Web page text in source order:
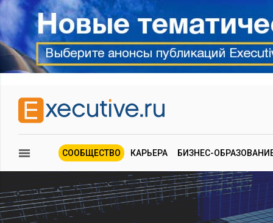
СООБЩЕСТВО КАРЬЕРА БИЗНЕС-